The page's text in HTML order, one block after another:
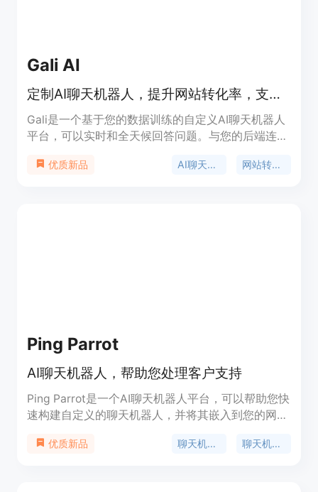
Gali AI
定制AI聊天机器人，提升网站转化率，支持客户服务，与文档互动
Gali是一个基于您的数据训练的自定义AI聊天机器人
平台，可以实时和全天候回答问题。与您的后端连
OpenAI的GPT 4，支持多种语言。支持Zapier完全
优质新品 AI聊天机器人 网站转化率
Ping Parrot
AI聊天机器人，帮助您处理客户支持
Ping Parrot是一个AI聊天机器人平台，可以帮助您快
速构建自定义的聊天机器人，并将其嵌入到您的网站
机器人可以根据您的数据进行训练，学习并提供最佳
优质新品 聊天机器人 聊天机器人API